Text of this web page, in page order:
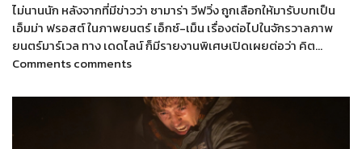
ไม่นานนัก หลังจากที่มีข่าวว่า ซามาร่า วีฟวิ่ง ถูกเลือกให้มารับบทเป็น
เอ็มม่า ฟรอสต์ ในภาพยนตร์ เอ็กซ์-เม็น เรื่องต่อไปในจักรวาลภาพ
ยนตร์มาร์เวล ทาง เดดไลน์ ก็มีรายงานพิเศษเปิดเผยต่อว่า คิต…
Comments comments